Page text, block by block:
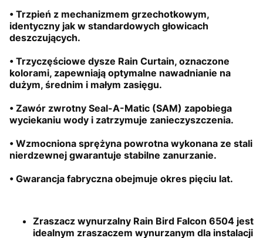
• Trzpień z mechanizmem grzechotkowym,
identyczny jak w standardowych głowicach
deszczujących.
• Trzyczęściowe dysze Rain Curtain, oznaczone
kolorami, zapewniają optymalne nawadnianie na
dużym, średnim i małym zasięgu.
• Zawór zwrotny Seal-A-Matic (SAM) zapobiega
wyciekaniu wody i zatrzymuje zanieczyszczenia.
• Wzmocniona sprężyna powrotna wykonana ze stali
nierdzewnej gwarantuje stabilne zanurzanie.
• Gwarancja fabryczna obejmuje okres pięciu lat.
Zraszacz wynurzalny Rain Bird Falcon 6504 jest
idealnym zraszaczem wynurzanym dla instalacji